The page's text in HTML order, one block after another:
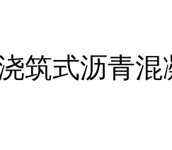
筑式沥青